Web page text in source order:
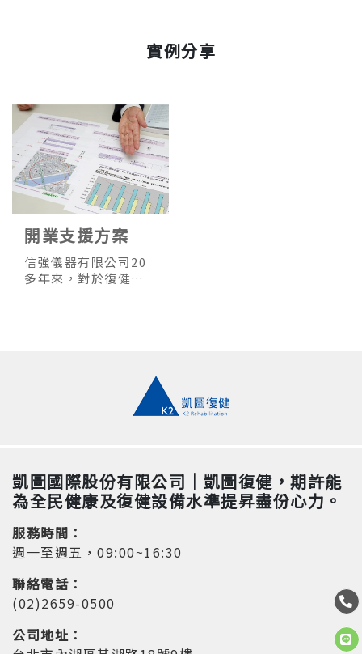
實例分享
開業支援方案
信強儀器有限公司20
多年來，對於復健市
備建議報告至售後服
凱圖國際股份有限公司｜凱圖復健，期許能
為全民健康及復健設備水準提昇盡份心力。
服務時間：
週一至週五，09:00~16:30
聯絡電話：
(02)2659-0500
公司地址：